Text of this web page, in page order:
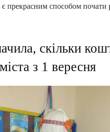
прекрасним способом почати
скільки
з 1 вересня